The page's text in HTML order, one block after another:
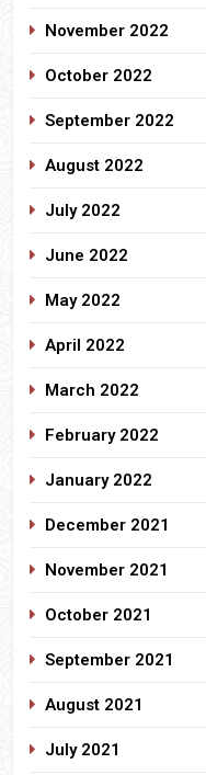
November 2022
October 2022
September 2022
August 2022
July 2022
June 2022
May 2022
April 2022
March 2022
February 2022
January 2022
December 2021
November 2021
October 2021
September 2021
August 2021
July 2021